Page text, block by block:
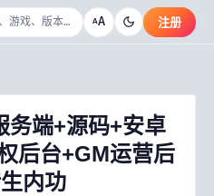
AA 注册
务端+源码+安卓
后台+GM运营后
内功